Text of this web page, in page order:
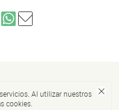
Al utilizar nuestros
cookies.